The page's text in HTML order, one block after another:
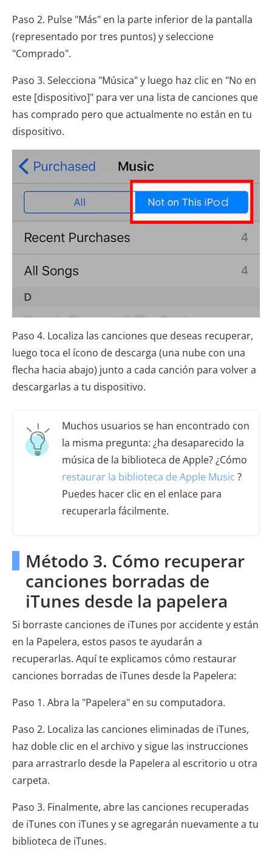
Paso 2. Pulse "Más" en la parte inferior de la pantalla
(representado por tres puntos) y seleccione
"Comprado".
Paso 3. Selecciona "Música" y luego haz clic en "No en
este [dispositivo]" para ver una lista de canciones que
has comprado pero que actualmente no están en tu
dispositivo.
Paso 4. Localiza las canciones que deseas recuperar,
luego toca el ícono de descarga (una nube con una
flecha hacia abajo) junto a cada canción para volver a
descargarlas a tu dispositivo.
Muchos usuarios se han encontrado con
la misma pregunta: ¿ha desaparecido la
música de la biblioteca de Apple? ¿Cómo
restaurar la biblioteca de Apple Music ?
Puedes hacer clic en el enlace para
recuperarla fácilmente.
Método 3. Cómo recuperar
canciones borradas de
iTunes desde la papelera
Si borraste canciones de iTunes por accidente y están
en la Papelera, estos pasos te ayudarán a
recuperarlas. Aquí te explicamos cómo restaurar
canciones borradas de iTunes desde la Papelera:
Paso 1. Abra la "Papelera" en su computadora.
Paso 2. Localiza las canciones eliminadas de iTunes,
haz doble clic en el archivo y sigue las instrucciones
para arrastrarlo desde la Papelera al escritorio u otra
carpeta.
Paso 3. Finalmente, abre las canciones recuperadas
de iTunes con iTunes y se agregarán nuevamente a tu
biblioteca de iTunes.